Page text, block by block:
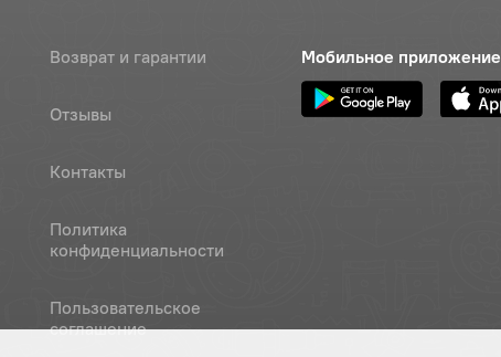
Возврат и гарантии
Отзывы
Контакты
Политика
конфиденциальности
Пользовательское
соглашение
Мобильное приложение